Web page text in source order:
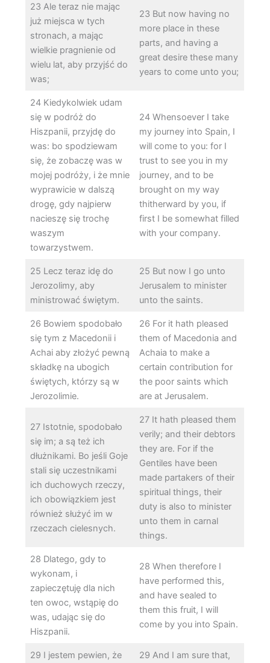
23 Ale teraz nie mając
już miejsca w tych
stronach, a mając
wielkie pragnienie od
wielu lat, aby przyjść do
was;
23 But now having no
more place in these
parts, and having a
great desire these many
years to come unto you;
24 Kiedykolwiek udam
się w podróż do
Hiszpanii, przyjdę do
was: bo spodziewam
się, że zobaczę was w
mojej podróży, i że mnie
wyprawicie w dalszą
drogę, gdy najpierw
nacieszę się trochę
waszym
towarzystwem.
24 Whensoever I take
my journey into Spain, I
will come to you: for I
trust to see you in my
journey, and to be
brought on my way
thitherward by you, if
first I be somewhat filled
with your company.
25 Lecz teraz idę do
Jerozolimy, aby
ministrować świętym.
25 But now I go unto
Jerusalem to minister
unto the saints.
26 Bowiem spodobało
się tym z Macedonii i
Achai aby złożyć pewną
składkę na ubogich
świętych, którzy są w
Jerozolimie.
26 For it hath pleased
them of Macedonia and
Achaia to make a
certain contribution for
the poor saints which
are at Jerusalem.
27 Istotnie, spodobało
się im; a są też ich
dłużnikami. Bo jeśli Goje
stali się uczestnikami
ich duchowych rzeczy,
ich obowiązkiem jest
również służyć im w
rzeczach cielesnych.
27 It hath pleased them
verily; and their debtors
they are. For if the
Gentiles have been
made partakers of their
spiritual things, their
duty is also to minister
unto them in carnal
things.
28 Dlatego, gdy to
wykonam, i
zapieczętuję dla nich
ten owoc, wstąpię do
was, udając się do
Hiszpanii.
28 When therefore I
have performed this,
and have sealed to
them this fruit, I will
come by you into Spain.
29 I jestem pewien, że
29 And I am sure that,